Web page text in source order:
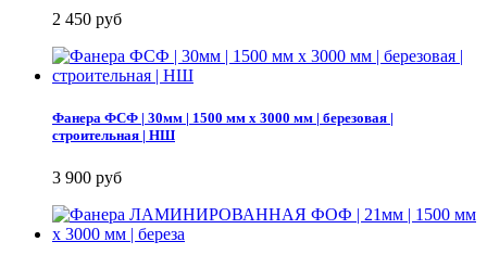
2 450 руб
Фанера ФСФ | 30мм | 1500 мм х 3000 мм | березовая |
строительная | НШ
3 900 руб